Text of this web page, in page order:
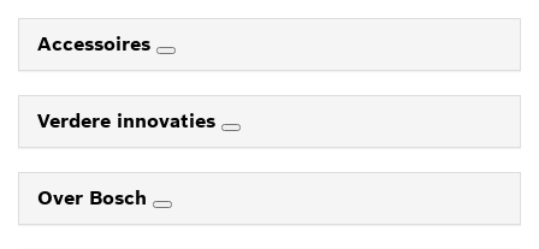
Accessoires
Verdere innovaties
Over Bosch